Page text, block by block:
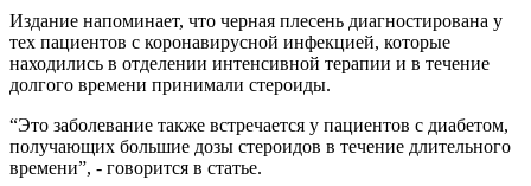
Издание напоминает, что черная плесень диагностирована у
тех пациентов с коронавирусной инфекцией, которые
находились в отделении интенсивной терапии и в течение
долгого времени принимали стероиды.
“Это заболевание также встречается у пациентов с диабетом,
получающих большие дозы стероидов в течение длительного
времени”, - говорится в статье.